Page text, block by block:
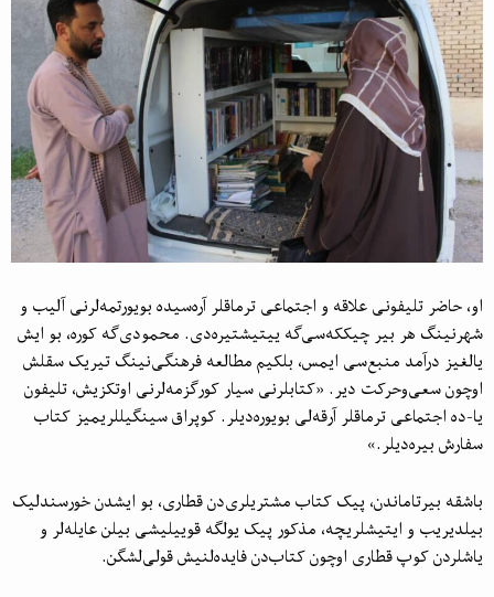
او، حاضر تلیفونی علاقه و اجتماعی ترماقلر آره‌سیده بویورتمه‌لرنی آلیب و
شهر‌نینگ هر بیر چیککه‌سی‌گه ییتیشتیره‌دی. محمودی‌گه کوره، بو ایش
یالغیز درآمد منبع‌سی ایمس، بلکیم مطالعه فرهنگی‌نینگ تیریک سقلش
اوچون سعی‌وحرکت دیر. «کتابلرنی سیار کورگزمه‌لرنی اوتکزیش، تلیفون
یا-ده اجتماعی ترماقلر آرقه‌لی بویوره‌دیلر. کوپراق سینگیللریمیز کتاب
سفارش بیره‌دیلر.»
باشقه بیرتاماندن، پیک کتاب مشتریلری‌دن قطاری، بو ایشدن خورسند‌لیک
بیلدیریب و ایتیشلریچه، مذکور پیک یولگه قوییلیشی بیلن عایله‌لر و
یاشلردن کوپ قطاری اوچون کتاب‌دن فایده‌لنیش قولی‌لشگن.